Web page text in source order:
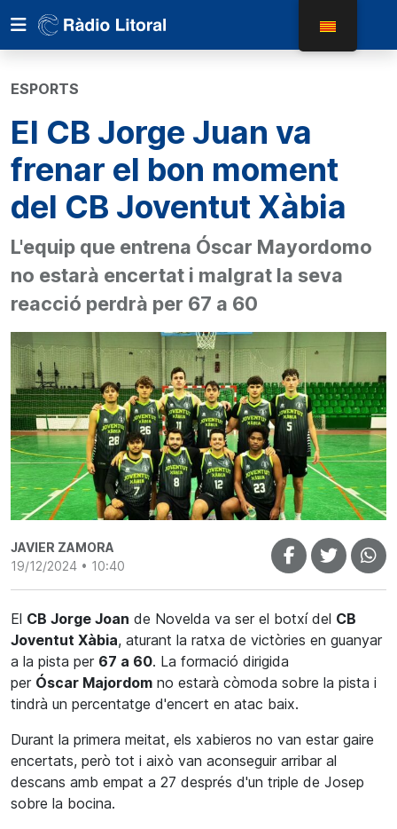
ESPORTS
El CB Jorge Juan va
frenar el bon moment
del CB Joventut Xàbia
L'equip que entrena Óscar Mayordomo
no estarà encertat i malgrat la seva
reacció perdrà per 67 a 60
JAVIER ZAMORA
19/12/2024 • 10:40
El CB Jorge Joan de Novelda va ser el botxí del CB
Joventut Xàbia, aturant la ratxa de victòries en guanyar
a la pista per 67 a 60. La formació dirigida
per Óscar Majordom no estarà còmoda sobre la pista i
tindrà un percentatge d'encert en atac baix.
Durant la primera meitat, els xabieros no van estar gaire
encertats, però tot i això van aconseguir arribar al
descans amb empat a 27 després d'un triple de Josep
sobre la bocina.